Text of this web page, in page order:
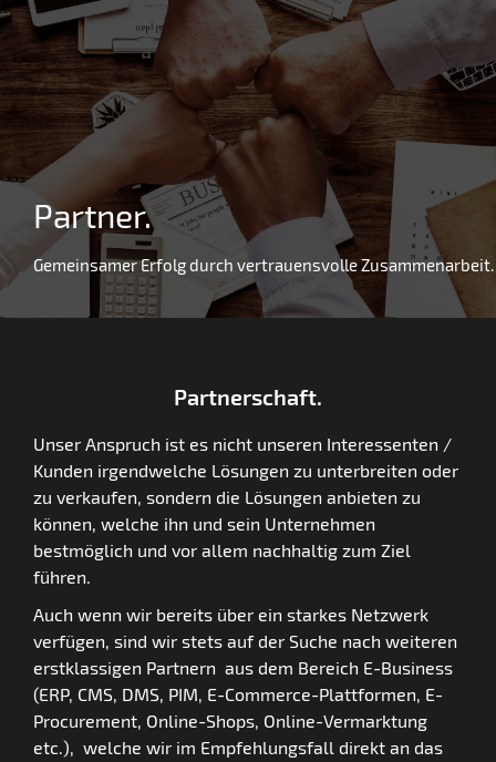
Partner.
Gemeinsamer Erfolg durch vertrauensvolle Zusammenarbeit.
Partnerschaft.
Unser Anspruch ist es nicht unseren Interessenten /
Kunden irgendwelche Lösungen zu unterbreiten oder
zu verkaufen, sondern die Lösungen anbieten zu
können, welche ihn und sein Unternehmen
bestmöglich und vor allem nachhaltig zum Ziel
führen.
Auch wenn wir bereits über ein starkes Netzwerk
verfügen, sind wir stets auf der Suche nach weiteren
erstklassigen Partnern aus dem Bereich E-Business
(ERP, CMS, DMS, PIM, E-Commerce-Plattformen, E-
Procurement, Online-Shops, Online-Vermarktung
etc.), welche wir im Empfehlungsfall direkt an das